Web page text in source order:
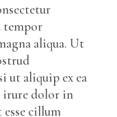
tempor
aliqua. Ut
ut aliquip ex ea
irure dolor in
cillum